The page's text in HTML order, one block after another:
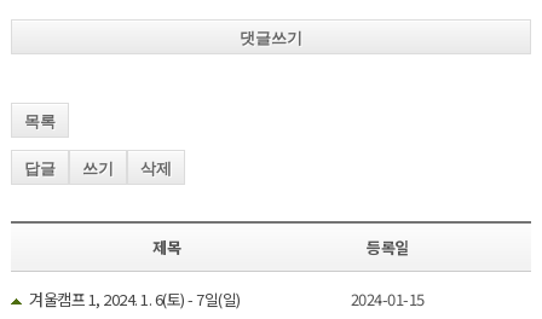
댓글쓰기
목록
답글 쓰기 삭제
제목 등록일
겨울캠프 1, 2024. 1. 6(토) - 7일(일) 2024-01-15